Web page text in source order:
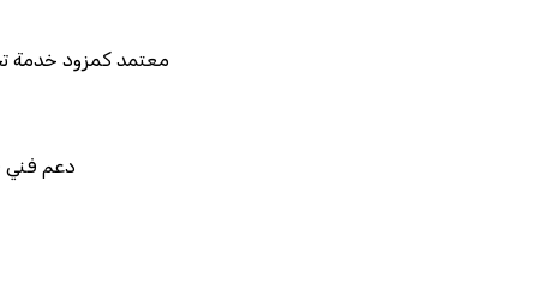
معتمد كمزود خدمة تخطيط موارد المؤسسات
دعم فني في استيراد بيانات